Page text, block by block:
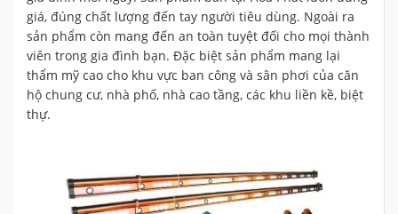
giá, đúng chất lượng đến tay người tiêu dùng. Ngoài ra
sản phẩm còn mang đến an toàn tuyệt đối cho mọi thành
viên trong gia đình bạn. Đặc biệt sản phẩm mang lại
thẩm mỹ cao cho khu vực ban công và sân phơi của căn
hộ chung cư, nhà phố, nhà cao tầng, các khu liền kề, biệt
thự.